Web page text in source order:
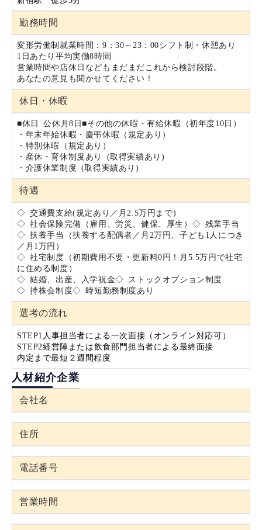
勤務時間
変形労働制 就業時間：9：30～23：00シフト制・休憩あり
1日あたり平均実働8時間
営業時間や店休日などもまだまだこれから検討段階。
あなたの意見も聞かせてください！
休日・休暇
■休日 公休月8日■その他の休暇 ・有給休暇（初年度10日）
・年末年始休暇 ・慶弔休暇（規定あり）
・特別休暇（規定あり）
・産休・育休制度あり (取得実績あり)
・介護休業制度 (取得実績あり)
待遇
◇ 交通費支給(規定あり／月2.5万円まで)
◇ 社会保険完備（雇用、労災、健保、厚生） ◇ 残業手当
◇ 扶養手当（扶養する配偶者／月2万円、子ども1人につき
／月1万円）
◇ 社宅制度（初期費用不要・更新料0円！月5.5万円で社宅
に住める制度）
◇ 結婚、出産、入学祝金◇ ストックオプション制度
◇ 持株会制度◇ 時短勤務制度あり
選考の流れ
STEP1 人事担当者による一次面接（オンライン対応可）
STEP2経営陣または飲食部門担当者による最終面接
内定まで最短２週間程度
人材紹介企業
会社名
住所
電話番号
営業時間